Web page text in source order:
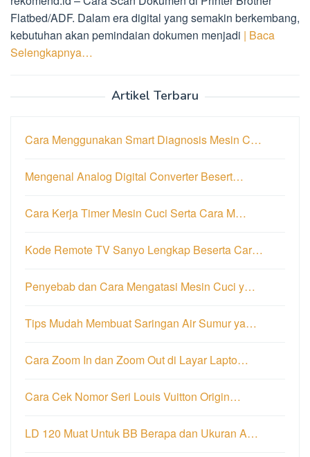
Flatbed/ADF. Dalam era digital yang semakin berkembang,
kebutuhan akan pemindaian dokumen menjadi | Baca
Selengkapnya…
Artikel Terbaru
Cara Menggunakan Smart Diagnosis Mesin C…
Mengenal Analog Digital Converter Besert…
Cara Kerja Timer Mesin Cuci Serta Cara M…
Kode Remote TV Sanyo Lengkap Beserta Car…
Penyebab dan Cara Mengatasi Mesin Cuci y…
Tips Mudah Membuat Saringan Air Sumur ya…
Cara Zoom In dan Zoom Out di Layar Lapto…
Cara Cek Nomor Seri Louis Vuitton Origin…
LD 120 Muat Untuk BB Berapa dan Ukuran A…